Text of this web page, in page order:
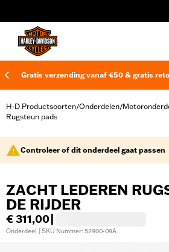
Gratis verzending vanaf €50 & gratis
H-D Productsoorten/Onderdelen/
Rugsteun pads
Controleer of dit onderdeel gaat passen
ZACHT LEDEREN
DE RIJDER
€ 311,00
Onderdeel | SKU Nummer: 52900-09A